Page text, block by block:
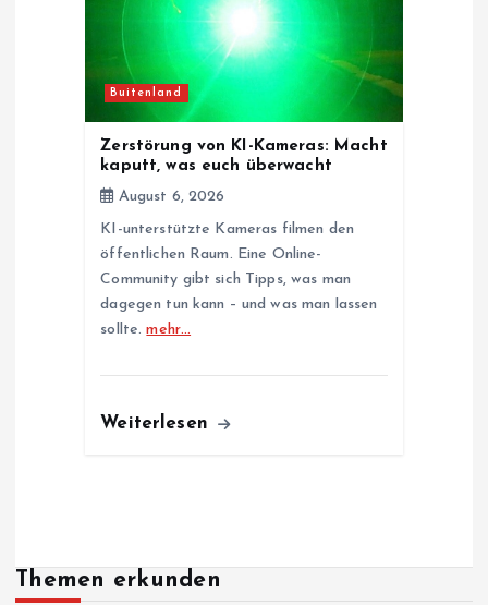
Buitenland
Zerstörung von KI-Kameras: Macht
kaputt, was euch überwacht
August 6, 2026
KI-unterstützte Kameras filmen den
öffentlichen Raum. Eine Online-
Community gibt sich Tipps, was man
dagegen tun kann – und was man lassen
sollte.mehr…
Weiterlesen
Themen erkunden